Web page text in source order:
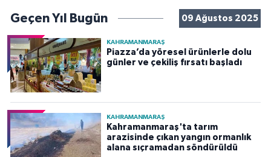
Geçen Yıl Bugün 09 Ağustos 2025
KAHRAMANMARAŞ
Piazza’da yöresel ürünlerle dolu
günler ve çekiliş fırsatı başladı
KAHRAMANMARAŞ
Kahramanmaraş'ta tarım
arazisinde çıkan yangın ormanlık
alana sıçramadan söndürüldü